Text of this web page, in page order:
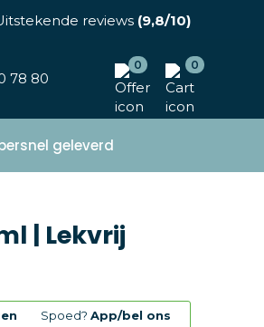
reviews(9,8/10)
78 80
0 0
geleverd
| Lekvrij
Spoed?App/bel ons